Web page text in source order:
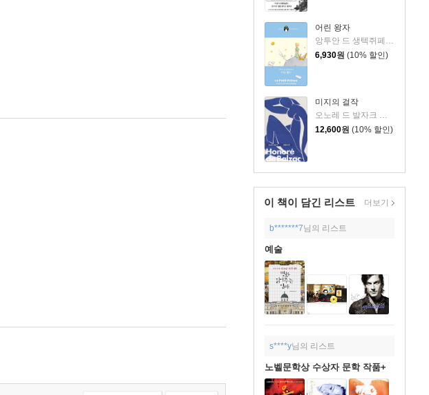
어린 왕자
앙투안 드 생텍쥐페리 저/김미정 역
6,930원 (10% 할인)
미지의 걸작
12,600원 (10% 할인)
이 책이 담긴 리스트 더보기
b*******7님의 리스트
예술
s****y님의 리스트
노벨문학상 수상자 문학 작품+